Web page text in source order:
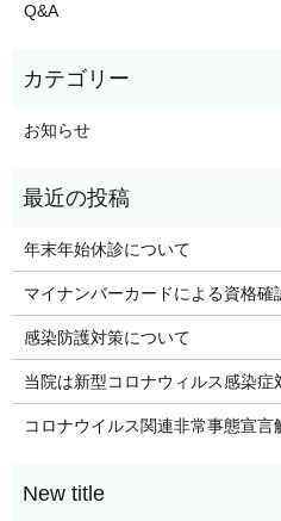
Q&A
お知らせ
年末年始休診について
マイナンバーカードによる資格確
感染防護対策について
当院は新型コロナウィルス感染
コロナウイルス関連非常事態宣